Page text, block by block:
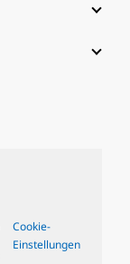
Cookie-
Einstellungen